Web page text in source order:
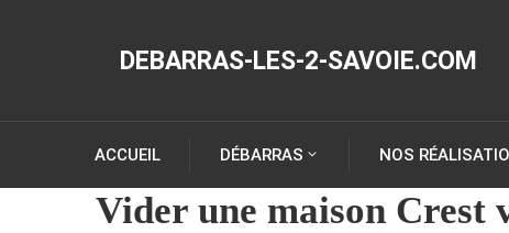
DEBARRAS-LES-2-SAVOIE.COM
ACCUEIL DÉBARRAS NOS
Vider une maison Crest